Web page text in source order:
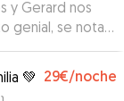
y Gerard nos
genial, se nota
Nos enviaron
💚 29€/noche